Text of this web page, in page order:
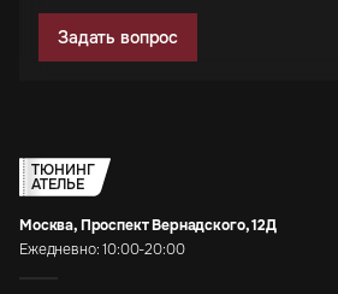
Задать вопрос
ТЮНИНГ
АТЕЛЬЕ
Москва, Проспект Вернадского, 12Д
Ежедневно: 10:00-20:00